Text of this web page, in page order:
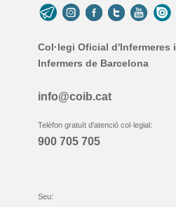
Col·legi Oficial d'Infermeres i
Infermers de Barcelona
info@coib.cat
Telèfon gratuït d'atenció col·legial:
900 705 705
Seu: